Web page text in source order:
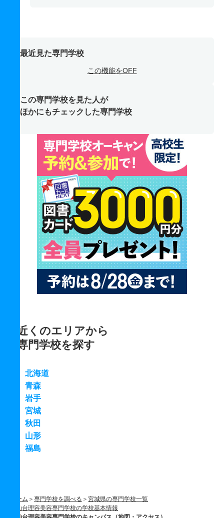
最近見た専門学校
この機能をOFF
この専門学校を見た人が
ほかにもチェックした専門学校
近くのエリアから
専門学校を探す
北海道
青森
岩手
宮城
秋田
山形
福島
ホーム 専門学校を調べる
宮城県の専門学校一覧
仙台理容美容専門学校の学校基本情報